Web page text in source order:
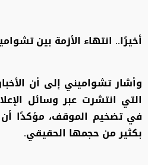
أخيرًا.. انتهاء الأزمة بين
وأشار تشواميني إلى أن
التي انتشرت عبر وسائل
في تضخيم الموقف، مؤكدًا
بكثير من حجمها الحقيقي.